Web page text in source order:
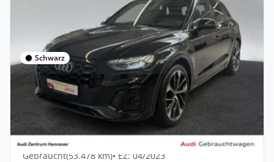
Schwarz
Privat & Gewerbe
Audi SQ5 3.0 TDI quattro Matrix B&O
Kamera AHK Navi D
Diesel •Automatik •
Gebraucht(53.478 km)• EZ: 04/2023